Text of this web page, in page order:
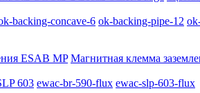
backing-concave-6 ok-backing-pipe-12
ESAB MP Магнитная клемма
603 ewac-br-590-flux ewac-slp-603-flux